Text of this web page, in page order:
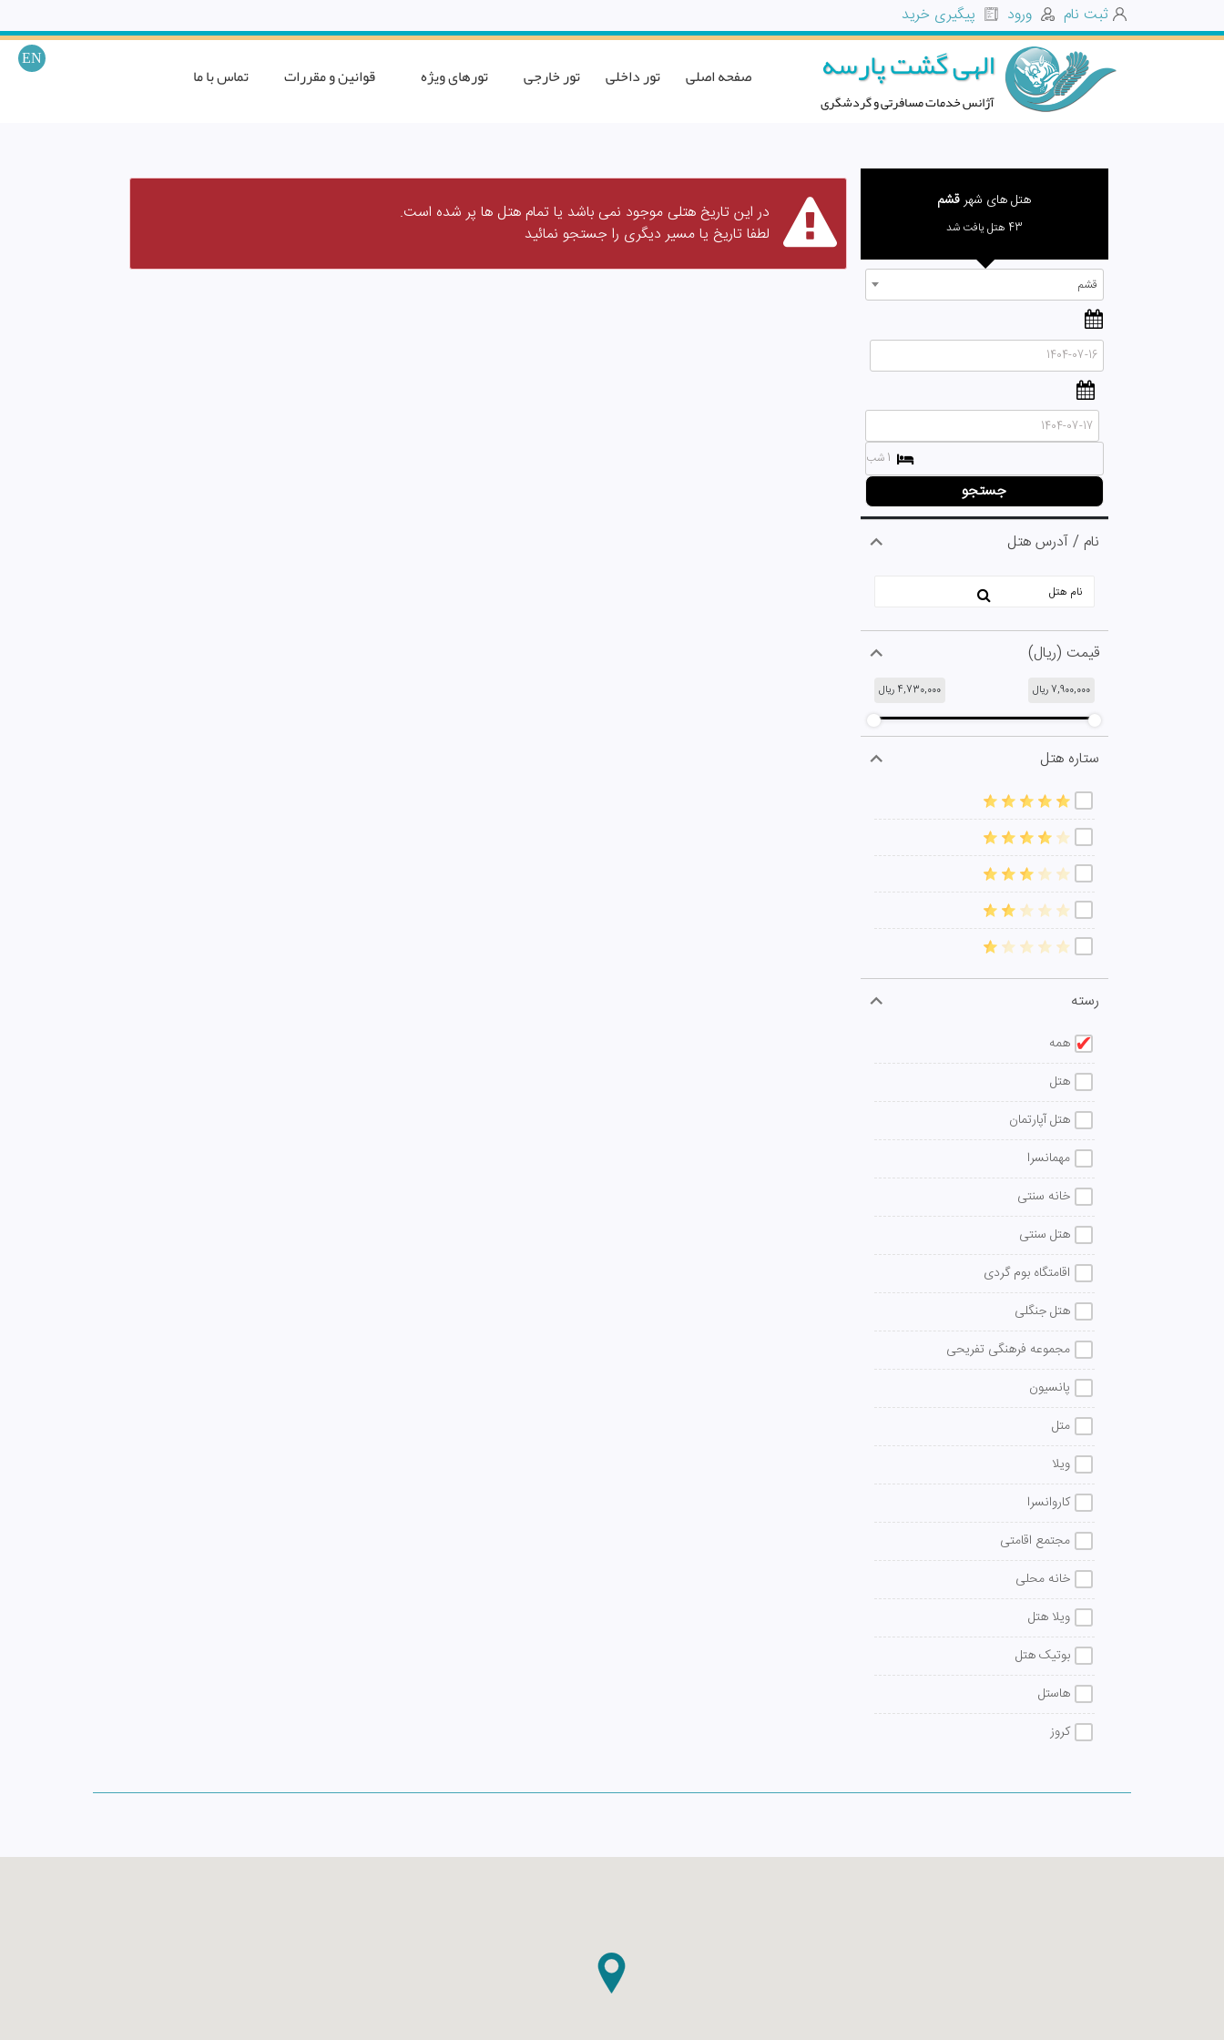
ثبت نام ورود پیگیری خرید
EN الهی گشت پارسه
آژانس خدمات مسافرتی و گردشگری
صفحه اصلی تور داخلی تور خارجی تورهای ویژه قوانین و مقررات تماس با ما
هتل های شهرقشم
43 هتل یافت شد
قشم
1 شب
جستجو
نام / آدرس هتل
قیمت (ریال)
7,900,000ریال 4,730,000 ریال
ستاره هتل
رسته
همه
هتل
هتل آپارتمان
مهمانسرا
خانه سنتی
هتل سنتی
اقامتگاه بوم گردی
هتل جنگلی
مجموعه فرهنگی تفریحی
پانسیون
متل
ویلا
کاروانسرا
مجتمع اقامتی
خانه محلی
ویلا هتل
بوتیک هتل
هاستل
کروز
در این تاریخ هتلی موجود نمی باشد یا تمام هتل ها پر شده است.
لطفا تاریخ یا مسیر دیگری را جستجو نمائید